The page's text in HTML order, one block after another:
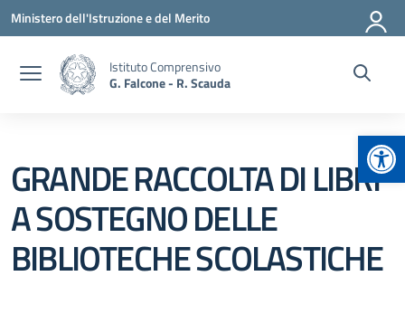
Vai ai contenuti
Vai al menu di navigazione
Vai al footer
Ministero dell'Istruzione e del Merito
Istituto Comprensivo
G. Falcone - R. Scauda
GRANDE RACCOLTA DI LIBRI
A SOSTEGNO DELLE
BIBLIOTECHE SCOLASTICHE